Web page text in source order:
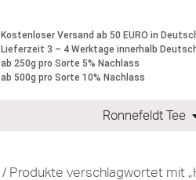
Kostenloser Versand ab 50 EURO in
Lieferzeit 3 – 4 Werktage innerhalb
ab 250g pro Sorte 5% Nachlass
ab 500g pro Sorte 10% Nachlass
Ronnefeldt Tee
/ Produkte verschlagwortet mit